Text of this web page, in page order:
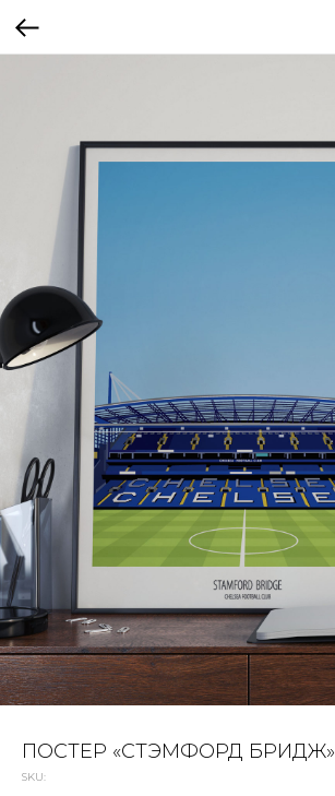
ПОСТЕР «СТЭМФОРД БРИДЖ»
SKU: